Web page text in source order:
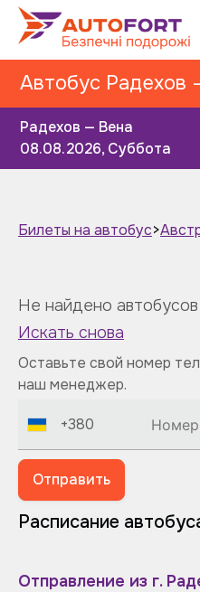
Автобус Радехов
Радехов — Вена
08.08.2026, Суббота
Билеты на автобус>
Не найдено
Искать снова
Оставьте свой номер
наш менеджер.
+380
Отправить
Расписание
Отправление из г.